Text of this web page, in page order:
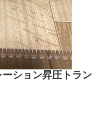
ション昇圧トラン